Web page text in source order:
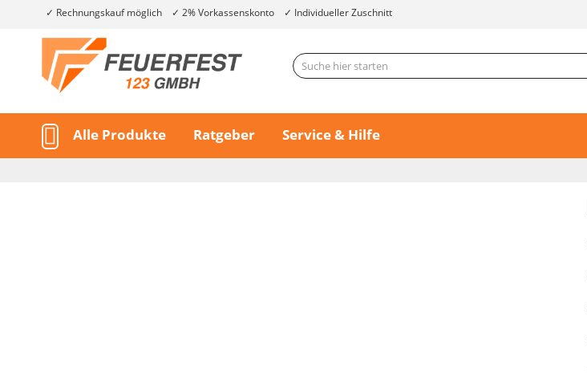
Rechnungskauf möglich 2% Vorkassenskonto Individueller Zuschnitt
Alle Produkte Ratgeber Service & Hilfe